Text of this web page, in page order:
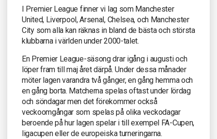
I Premier League finner vi lag som Manchester
United, Liverpool, Arsenal, Chelsea, och Manchester
City som alla kan räknas in bland de bästa och största
klubbarna i världen under 2000-talet.
En Premier League-säsong drar igång i augusti och
löper fram till maj året därpå. Under dessa månader
möter lagen varandra två gånger, en gång hemma och
en gång borta. Matcherna spelas oftast under lördag
och söndagar men det förekommer också
veckoomgångar som spelas på olika veckodagar
beroende på hur lagen spelar i till exempel FA-Cupen,
ligacupen eller de europeiska turneringarna.